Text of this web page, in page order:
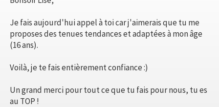
Je fais aujourd'hui appel à toi car j'aimerais que tu me
proposes des tenues tendances et adaptées à mon âge
(16 ans).
Voilà, je te fais entièrement confiance :)
Un grand merci pour tout ce que tu fais pour nous, tu es
au TOP !